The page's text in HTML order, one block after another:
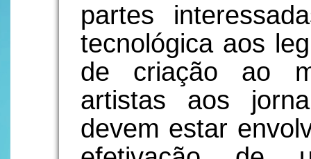
partes
tecnológica aos
de criação ao
artistas aos
devem estar